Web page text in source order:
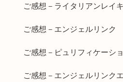
ご感想－ライタリアンレイキ
ご感想－エンジェルリンク
ご感想－ピュリフィケーシ
ご感想－エンジェルリンク